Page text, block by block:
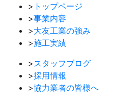
> トップページ
>事業内容
>大友工業の強み
>施工実績
> スタッフブログ
>採用情報
>協力業者の皆様へ